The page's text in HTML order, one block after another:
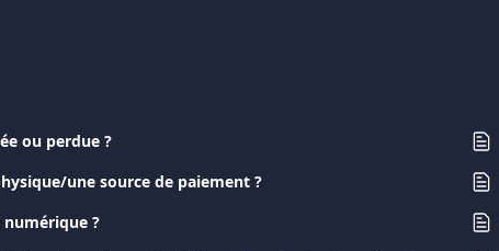
ou perdue ?
une source de paiement ?
?